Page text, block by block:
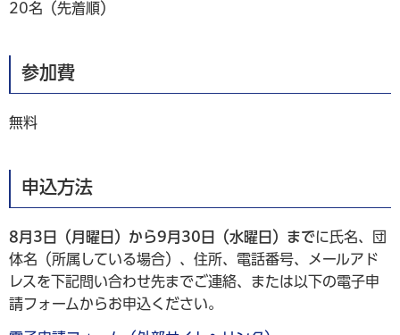
20名（先着順）
参加費
無料
申込方法
8月3日（月曜日）から9月30日（水曜日）までに氏名、団
体名（所属している場合）、住所、電話番号、メールアド
レスを下記問い合わせ先までご連絡、または以下の電子申
請フォームからお申込ください。